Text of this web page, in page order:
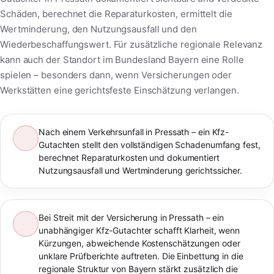
Schäden, berechnet die Reparaturkosten, ermittelt die
Wertminderung, den Nutzungsausfall und den
Wiederbeschaffungswert. Für zusätzliche regionale Relevanz
kann auch der Standort im Bundesland Bayern eine Rolle
spielen – besonders dann, wenn Versicherungen oder
Werkstätten eine gerichtsfeste Einschätzung verlangen.
Nach einem Verkehrsunfall in Pressath – ein Kfz-
Gutachten stellt den vollständigen Schadenumfang fest,
berechnet Reparaturkosten und dokumentiert
Nutzungsausfall und Wertminderung gerichtssicher.
Bei Streit mit der Versicherung in Pressath – ein
unabhängiger Kfz-Gutachter schafft Klarheit, wenn
Kürzungen, abweichende Kostenschätzungen oder
unklare Prüfberichte auftreten. Die Einbettung in die
regionale Struktur von Bayern stärkt zusätzlich die